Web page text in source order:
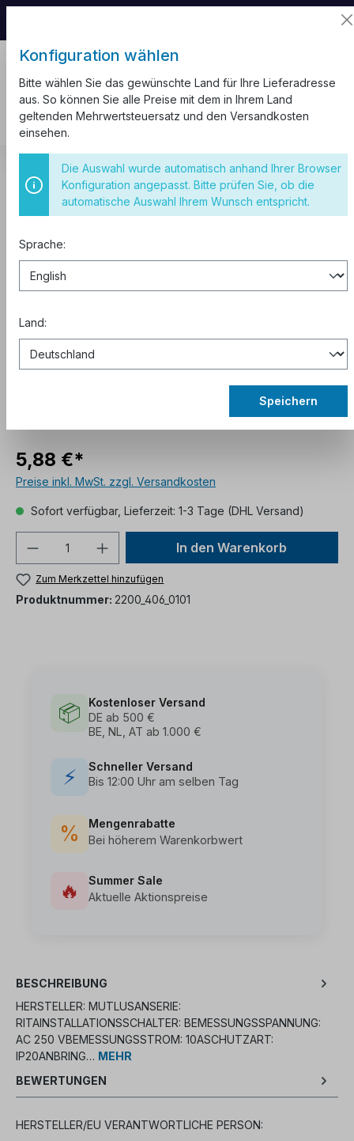
Schalter und Steckdosen Unterputz Weiß
Taster Rollladen Unterputz VDE
5,88 €*
Preise inkl. MwSt. zzgl. Versandkosten
Sofort verfügbar, Lieferzeit: 1-3 Tage (DHL Versand)
In den Warenkorb
Zum Merkzettel hinzufügen
Produktnummer: 2200_406_0101
📦
Kostenloser Versand
DE ab 500 €
BE, NL, AT ab 1.000 €
⚡
Schneller Versand
Bis 12:00 Uhr am selben Tag
%
Mengenrabatte
Bei höherem Warenkorbwert
🔥
Summer Sale
Aktuelle Aktionspreise
BESCHREIBUNG
HERSTELLER: MUTLUSANSERIE:
RITAINSTALLATIONSSCHALTER: BEMESSUNGSSPANNUNG:
AC 250 VBEMESSUNGSSTROM: 10ASCHUTZART:
IP20ANBRING… MEHR
BEWERTUNGEN
HERSTELLER/EU VERANTWORTLICHE PERSON:
Konfiguration wählen
Bitte wählen Sie das gewünschte Land für Ihre Lieferadresse
aus. So können Sie alle Preise mit dem in Ihrem Land
geltenden Mehrwertsteuersatz und den Versandkosten
einsehen.
Die Auswahl wurde automatisch anhand Ihrer Browser
Konfiguration angepasst. Bitte prüfen Sie, ob die
automatische Auswahl Ihrem Wunsch entspricht.
Sprache:
Land:
Speichern